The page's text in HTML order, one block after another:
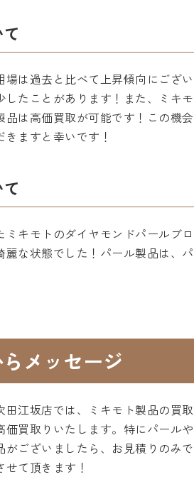
場は過去と比べて上昇傾向にござ
したことがあります！また、ミキ
品は高価買取が可能です！この機
ますと幸いです！
ミキモトのダイヤモンドパールブ
麗な状態でした！パール製品は、
メッセージ
田江坂店では、ミキモト製品の買
価買取りいたします。特にパール
がございましたら、お見積りのみ
て頂きます！